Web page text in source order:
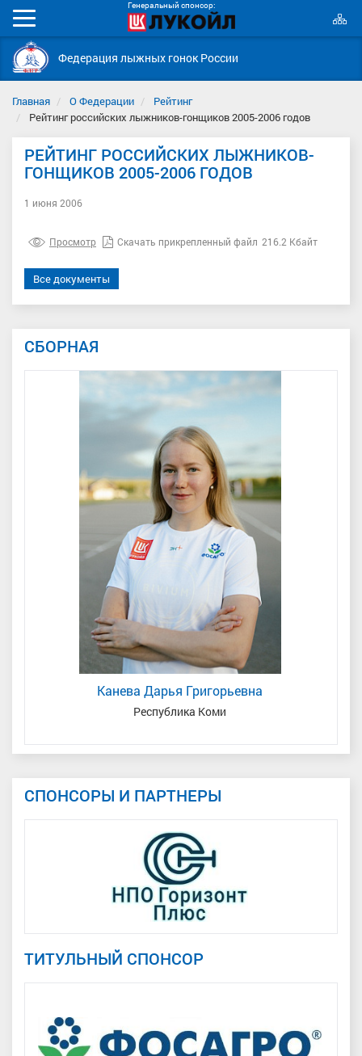
Генеральный спонсор:
Мобильное
меню
Федерация лыжных гонок России
Главная О Федерации
Рейтинг
Рейтинг российских лыжников-гонщиков 2005-2006 годов
РЕЙТИНГ РОССИЙСКИХ ЛЫЖНИКОВ-
ГОНЩИКОВ 2005-2006 ГОДОВ
1 июня 2006
Просмотр Скачать прикрепленный файл 216.2 Кбайт
Все документы
СБОРНАЯ
Канева Дарья Григорьевна
Республика Коми
СПОНСОРЫ И ПАРТНЕРЫ
ТИТУЛЬНЫЙ СПОНСОР